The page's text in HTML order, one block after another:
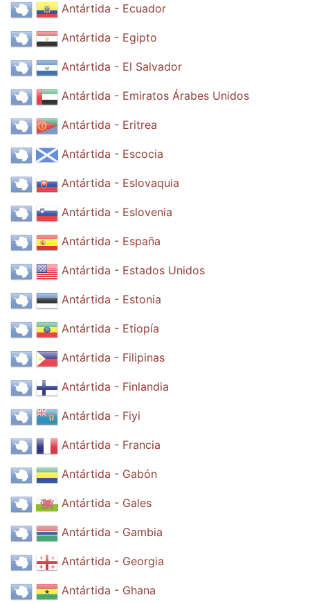
Antártida - Ecuador
Antártida - Egipto
Antártida - El Salvador
Antártida - Emiratos Árabes Unidos
Antártida - Eritrea
Antártida - Escocia
Antártida - Eslovaquia
Antártida - Eslovenia
Antártida - España
Antártida - Estados Unidos
Antártida - Estonia
Antártida - Etiopía
Antártida - Filipinas
Antártida - Finlandia
Antártida - Fiyi
Antártida - Francia
Antártida - Gabón
Antártida - Gales
Antártida - Gambia
Antártida - Georgia
Antártida - Ghana